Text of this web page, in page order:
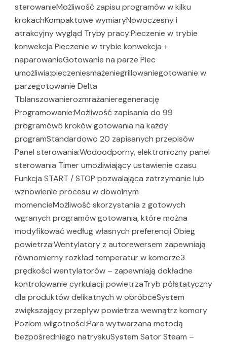
sterowanieMożliwość zapisu programów w kilku
krokachKompaktowe wymiaryNowoczesny i
atrakcyjny wygląd Tryby pracy:Pieczenie w trybie
konwekcja Pieczenie w trybie konwekcja +
naparowanieGotowanie na parze Piec
umożliwia:pieczeniesmażeniegrillowaniegotowanie w
parzegotowanie Delta
Tblanszowanierozmrażanieregenerację
Programowanie:Możliwość zapisania do 99
programów5 kroków gotowania na każdy
programStandardowo 20 zapisanych przepisów
Panel sterowania:Wodoodporny, elektroniczny panel
sterowania Timer umożliwiający ustawienie czasu
Funkcja START / STOP pozwalająca zatrzymanie lub
wznowienie procesu w dowolnym
momencieMożliwość skorzystania z gotowych
wgranych programów gotowania, które można
modyfikować według własnych preferencji Obieg
powietrza:Wentylatory z autorewersem zapewniają
równomierny rozkład temperatur w komorze3
prędkości wentylatorów – zapewniają dokładne
kontrolowanie cyrkulacji powietrzaTryb półstatyczny
dla produktów delikatnych w obróbceSystem
zwiększający przepływ powietrza wewnątrz komory
Poziom wilgotności:Para wytwarzana metodą
bezpośredniego natryskuSystem Sator Steam –